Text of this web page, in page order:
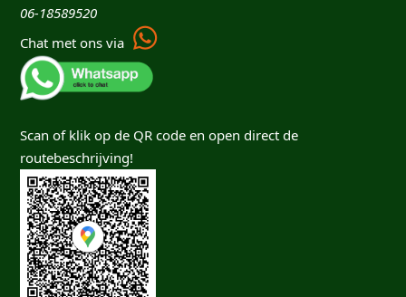
06-18589520
Chat met ons via
Scan of klik op de QR code en open direct de
routebeschrijving!